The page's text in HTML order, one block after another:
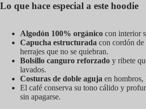
Lo que hace especial a este hoodie
Algodón 100% orgánico con interior
Capucha estructurada con cordón
herrajes que no se quiebran.
Bolsillo canguro reforzado y ribete
lavados.
Costuras de doble aguja en hombros,
El café conserva su tono cálido y
sin apagarse.